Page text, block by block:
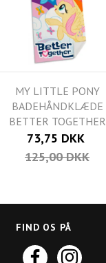
MY LITTLE PONY
BADEHÅNDKLÆDE
BETTER TOGETHER
73,75 DKK
125,00 DKK
FIND OS PÅ